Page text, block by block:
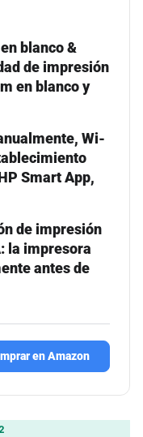
blanco &
de impresión
en blanco y
Wi-
Smart App,
de impresión
la impresora
antes de
en Amazon